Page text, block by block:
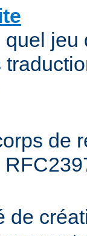
jeu
de
de